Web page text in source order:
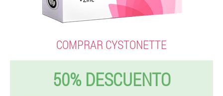
COMPRAR CYSTONETTE
50% DESCUENTO